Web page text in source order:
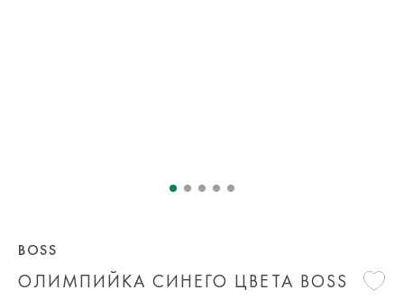
ОЛИМПИЙКА СИНЕГО ЦВЕТА BOSS
BOSS